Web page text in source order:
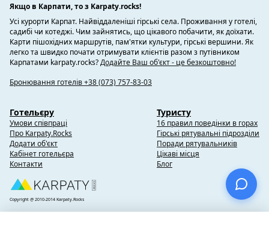
Якщо в Карпати, то з Karpaty.rocks!
Усі курорти Карпат. Найвіддаленіші гірські села. Проживання у готелі,
садибі чи котеджі. Чим зайнятись, що цікавого побачити, як доїхати.
Карти пішохідних маршрутів, пам'ятки культури, гірські вершини. Як
легко та швидко почати отримувати клієнтів разом з путівником
Карпатами karpaty.rocks?Додайте Ваш об'єкт - це безкоштовно!
Бронювання готелів +38 (073) 757-83-03
Готельєру
Умови співпраці
Про Karpaty.Rocks
Додати об'єкт
Кабінет готельєра
Контакти
Туристу
16 правил поведінки в горах
Гірські рятувальні підрозділи
Поради рятувальників
Цікаві місця
Блог
Copyright @ 2010-2014 Karpaty.Rocks